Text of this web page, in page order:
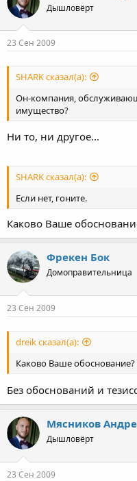
Дышловёрт
23 Сен 2009
SHARK сказал(а):
Он-компания,
имущество?
Ни то, ни другое...
SHARK сказал(а):
Если нет, гоните.
Каково Ваше
Фрекен Бок
Домоправительница
23 Сен 2009
dreik сказал(а):
Каково Ваше обоснование?
Без обоснований и
Мясников
Дышловёрт
23 Сен 2009